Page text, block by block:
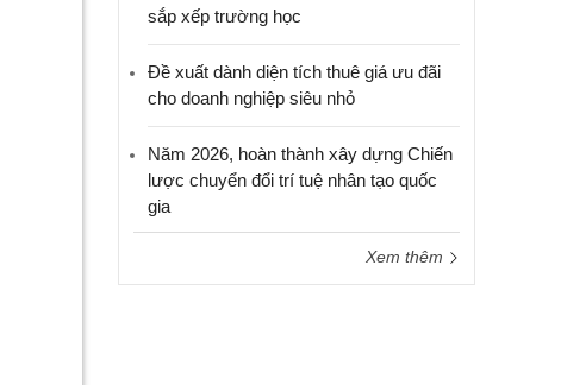
sắp xếp trường học
Đề xuất dành diện tích thuê giá ưu đãi
cho doanh nghiệp siêu nhỏ
Năm 2026, hoàn thành xây dựng Chiến
lược chuyển đổi trí tuệ nhân tạo quốc
gia
Xem thêm